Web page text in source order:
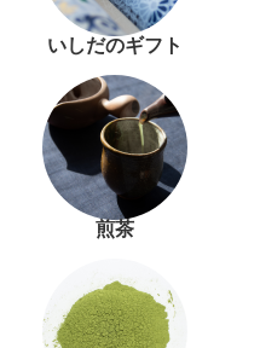
いしだのギフト
煎茶